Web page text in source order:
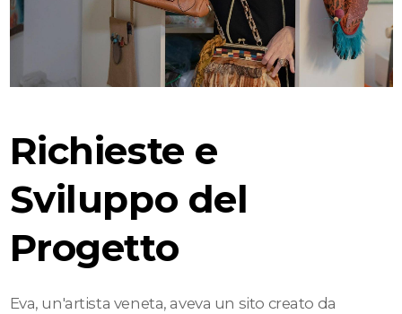
Richieste e
Sviluppo del
Progetto
Eva, un'artista veneta, aveva un sito creato da